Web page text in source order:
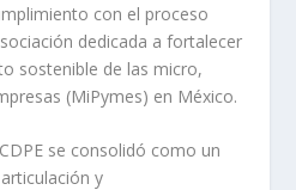
con el proceso
dedicada a fortalecer
sostenible de las micro,
(MiPymes) en México.
se consolidó como un
y